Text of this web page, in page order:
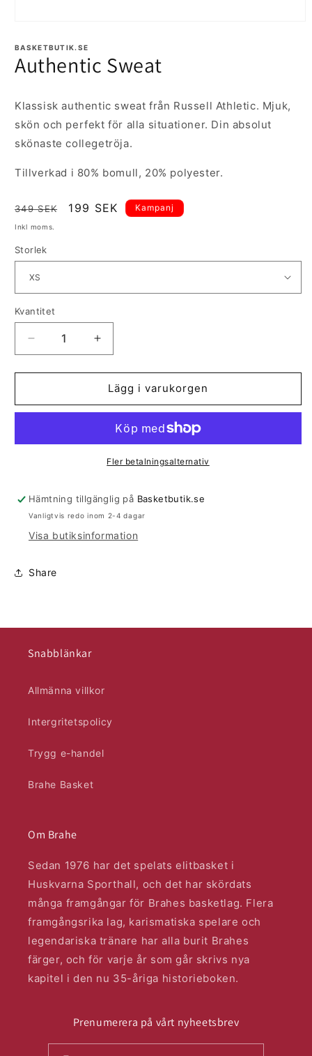
1
modalfönster
BASKETBUTIK.SE
Authentic Sweat
Klassisk authentic sweat från Russell Athletic. Mjuk,
skön och perfekt för alla situationer. Din absolut
skönaste collegetröja.
Tillverkad i 80% bomull, 20% polyester.
Ordinarie
pris
349 SEK Försäljningspris
199 SEK Kampanj
Inkl moms.
Storlek
Kvantitet
Kvantitet
Minska
kvantitet
för
Sweat
Öka
kvantitet
för
Authentic
Sweat
Lägg i varukorgen
Fler betalningsalternativ
Hämtning tillgänglig på Basketbutik.se
Vanligtvis redo inom 2-4 dagar
Visa butiksinformation
Share
Snabblänkar
Allmänna villkor
Intergritetspolicy
Trygg e-handel
Brahe Basket
Om Brahe
Sedan 1976 har det spelats elitbasket i
Huskvarna Sporthall, och det har skördats
många framgångar för Brahes basketlag. Flera
framgångsrika lag, karismatiska spelare och
legendariska tränare har alla burit Brahes
färger, och för varje år som går skrivs nya
kapitel i den nu 35-åriga historieboken.
Prenumerera på vårt nyheetsbrev